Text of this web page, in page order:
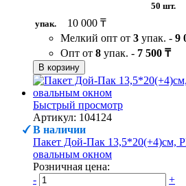
50 шт.
упак.
10 000 ₸
Мелкий опт от 3 упак. - 9
Опт от 8 упак. - 7 500 ₸
В корзину
Быстрый просмотр
Артикул: 104124
В наличии
Пакет Дой-Пак 13,5*20(+4)см,
овальным окном
Розничная цена:
-
+